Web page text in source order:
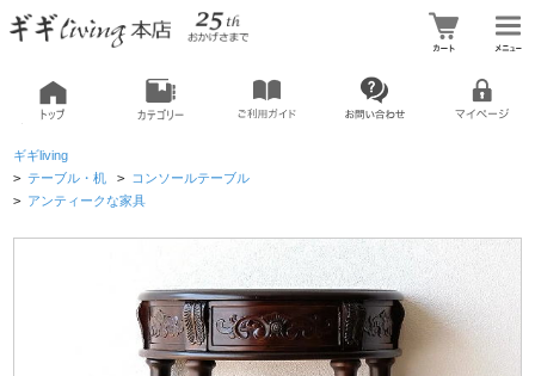
ギギliving
> テーブル・机 > コンソールテーブル
> アンティークな家具